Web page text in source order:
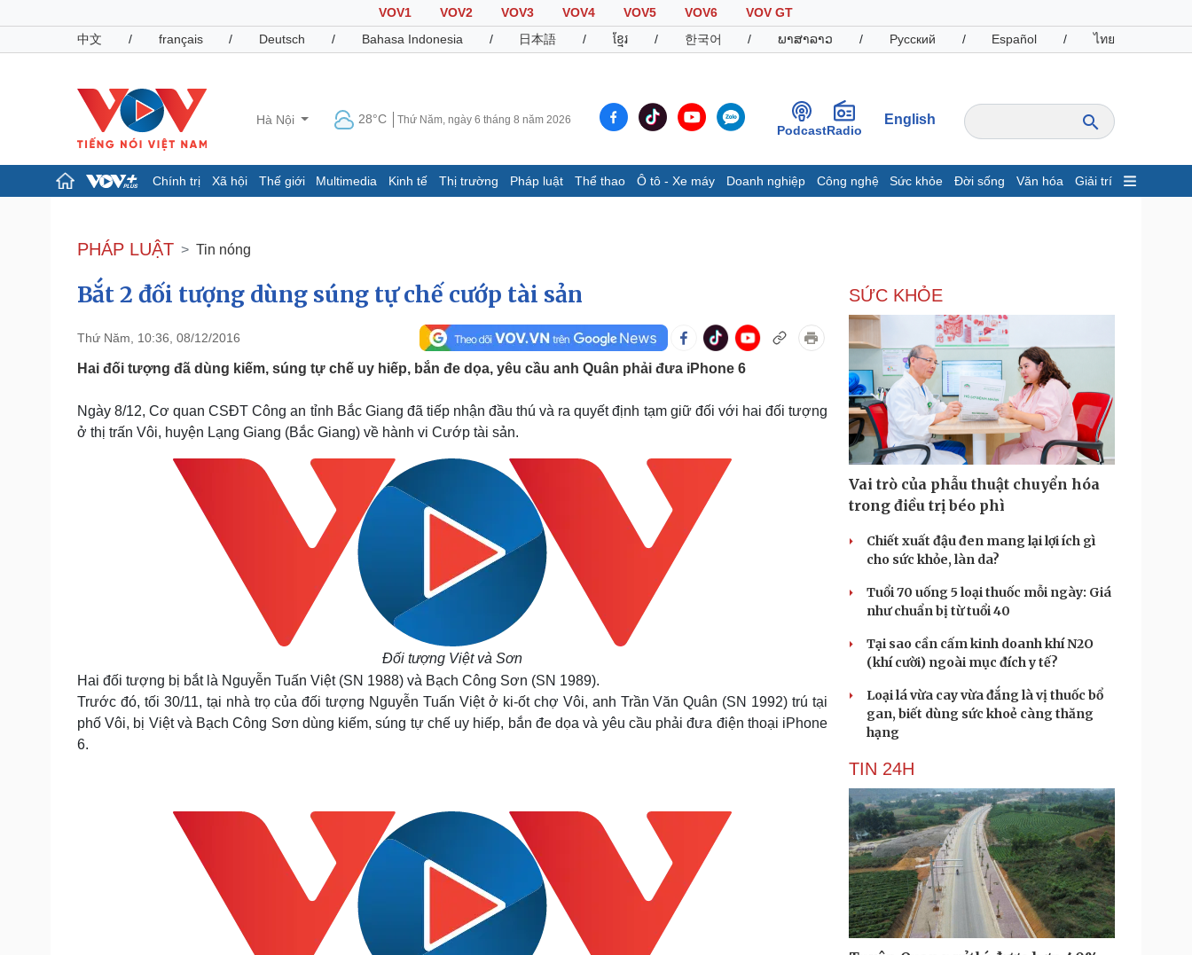
VOV1 VOV2 VOV3 VOV4 VOV5 VOV6
VOV GT
中文
/ français / Deutsch / Bahasa Indonesia / 日本語 / ខ្មែរ / 한국어 / ພາສາລາວ / Русский / Español / ไทย
Hà Nội 28°C Thứ Năm, ngày 6 tháng 8 năm 2026
PodcastRadio
English
Chính trị Xã hội Thế giới Multimedia Kinh tế Thị trường Pháp luật Thể thao Ô tô - Xe máy Doanh nghiệp Công nghệ Sức khỏe Đời sống Văn hóa Giải trí
Đảng
Tổ chức nhân sự
Quốc hội
Nhận diện sự thật
Dấu ấn VOV
Hồ sơ
Giá cà phê
Pháp luật
Tin nóng
Tư vấn luật
Quân sự - Quốc phòng
Việt Nam
Phân tích
Thể thao
Lịch thi đấu bóng đá
Thế giới thể thao
eSports
Hậu trường
Ô tô - Xe máy
Xe máy
Thông tin doanh nghiệp
Doanh nghiệp 24h
Doanh nhân
Vì cộng đồng
Công nghệ
Sành điệu
Tin Công nghệ
Trải nghiệm
Chuyển đổi số
Dinh dưỡng - món ngon
Đời sống
Nhà đẹp
Tình yêu - Gia đình
Sân khấu - Điện ảnh
Văn học
Di sản
Giải trí
Nghệ sĩ
Thời trang
Podcast
Câu chuyện thời sự
Đọc truyện đêm khuya
Cửa sổ tình yêu
Hạt giống tâm hồn
Cải chính
PHÁP LUẬT Tin nóng
Bắt 2 đối tượng dùng súng tự chế cướp tài sản
Thứ Năm, 10:36, 08/12/2016
Hai đối tượng đã dùng kiếm, súng tự chế uy hiếp, bắn đe dọa, yêu cầu anh Quân phải đưa iPhone 6
Ngày 8/12, Cơ quan CSĐT Công an tỉnh Bắc Giang đã tiếp nhận đầu thú và ra quyết định tạm giữ đối với hai đối tượng
ở thị trấn Vôi, huyện Lạng Giang (Bắc Giang) về hành vi Cướp tài sản.
Đối tượng Việt và Sơn
Hai đối tượng bị bắt là Nguyễn Tuấn Việt (SN 1988) và Bạch Công Sơn (SN 1989).
Trước đó, tối 30/11, tại nhà trọ của đối tượng Nguyễn Tuấn Việt ở ki-ốt chợ Vôi, anh Trần Văn Quân (SN 1992) trú tại
phố Vôi, bị Việt và Bạch Công Sơn dùng kiếm, súng tự chế uy hiếp, bắn đe dọa và yêu cầu phải đưa điện thoại iPhone
6.
SỨC KHỎE
Vai trò của phẫu thuật chuyển hóa
trong điều trị béo phì
Chiết xuất đậu đen mang lại lợi ích gì
cho sức khỏe, làn da?
Tuổi 70 uống 5 loại thuốc mỗi ngày: Giá
như chuẩn bị từ tuổi 40
Tại sao cần cấm kinh doanh khí N2O
(khí cười) ngoài mục đích y tế?
Loại lá vừa cay vừa đắng là vị thuốc bổ
gan, biết dùng sức khoẻ càng thăng
hạng
TIN 24H